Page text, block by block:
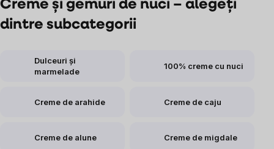
Creme și gemuri de nuci – alegeți
dintre subcategorii
Dulceuri și
marmelade
100% creme cu nuci
Creme de arahide Creme de caju
Creme de alune Creme de migdale